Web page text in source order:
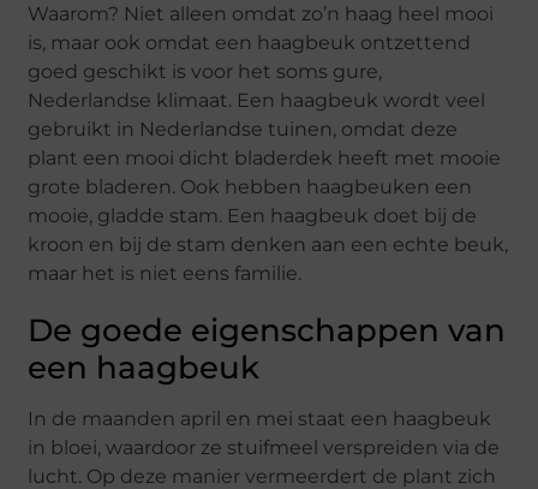
Waarom? Niet alleen omdat zo’n haag heel mooi
is, maar ook omdat een haagbeuk ontzettend
goed geschikt is voor het soms gure,
Nederlandse klimaat. Een haagbeuk wordt veel
gebruikt in Nederlandse tuinen, omdat deze
plant een mooi dicht bladerdek heeft met mooie
grote bladeren. Ook hebben haagbeuken een
mooie, gladde stam. Een haagbeuk doet bij de
kroon en bij de stam denken aan een echte beuk,
maar het is niet eens familie.
De goede eigenschappen van
een haagbeuk
In de maanden april en mei staat een haagbeuk
in bloei, waardoor ze stuifmeel verspreiden via de
lucht. Op deze manier vermeerdert de plant zich